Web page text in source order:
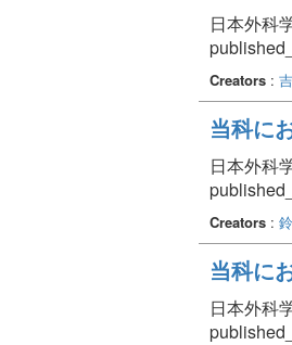
日本外科
Creators :
当科に
日本外科
Creators :
当科に
日本外科